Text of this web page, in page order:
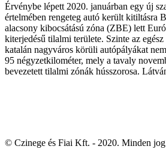
Érvénybe lépett 2020. januárban egy új
értelmében rengeteg autó került kitiltásra
alacsony kibocsátású zóna (ZBE) lett
kiterjedésű tilalmi területe. Szinte az
katalán nagyváros körüli autópályákat
95 négyzetkilométer, mely a tavaly
bevezetett tilalmi zónák hússzorosa.
© Czinege és Fiai Kft. - 2020. Minden jog